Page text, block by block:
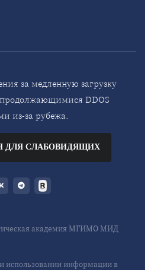
за медленную загрузку
продолжающимися DDOS
из-за рубежа.
ДЛЯ СЛАБОВИДЯЩИХ
академия МГИМО МИД
использовании информации в